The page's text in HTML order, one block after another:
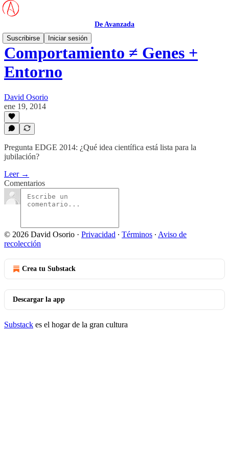
De Avanzada
Suscribirse
Iniciar sesión
Comportamiento ≠ Genes +
Entorno
David Osorio
ene 19, 2014
Pregunta EDGE 2014: ¿Qué idea científica está lista para la
jubilación?
Leer →
Comentarios
© 2026 David Osorio · Privacidad ∙ Términos ∙ Aviso de
recolección
Crea tu Substack
Descargar la app
Substack es el hogar de la gran cultura